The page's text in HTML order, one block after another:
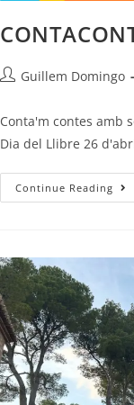
Guillem Domingo
Conta'm contes amb
Dia del Llibre 26
Continue Reading